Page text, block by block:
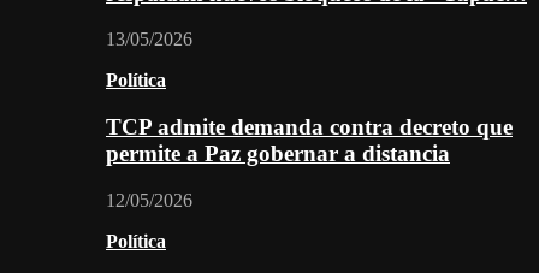
13/05/2026
Política
TCP admite demanda contra decreto que
permite a Paz gobernar a distancia
12/05/2026
Política